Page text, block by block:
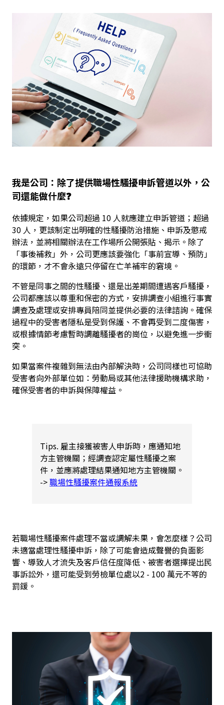
我是公司：除了提供職場性騷擾申訴管道以外，公
司還能做什麼❓
依據規定，如果公司超過 10 人就應建立申訴管道；超過
30 人，更該制定出明確的性騷擾防治措施、申訴及懲戒
辦法，並將相關辦法在工作場所公開張貼、揭示。除了
「事後補救」外，公司更應該要強化「事前宣導、預防」
的環節，才不會永遠只停留在亡羊補牢的窘境。
不管是同事之間的性騷擾、還是出差期間遭遇客戶騷擾，
公司都應該以尊重和保密的方式，安排調查小組進行事實
調查及處理或安排專員陪同並提供必要的法律諮詢。確保
過程中的受害者隱私是受到保護、不會再受到二度傷害，
或根據情節考慮暫時調離騷擾者的崗位，以避免進一步衝
突。
如果當案件複雜到無法由內部解決時，公司同樣也可協助
受害者向外部單位如：勞動局或其他法律援助機構求助，
確保受害者的申訴與保障權益。
Tips. 雇主接獲被害人申訴時，應通知地
方主管機關；經調查認定屬性騷擾之案
件，並應將處理結果通知地方主管機關。
->職場性騷擾案件通報系統
若職場性騷擾案件處理不當或調解未果，會怎麼樣？公司
未適當處理性騷擾申訴，除了可能會造成聲譽的負面影
響、導致人才流失及客戶信任度降低、被害者選擇提出民
事訴訟外，還可能受到勞檢單位處以2 - 100 萬元不等的
罰鍰。